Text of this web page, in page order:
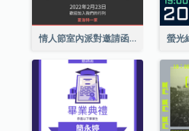
情人節室內派對邀請函